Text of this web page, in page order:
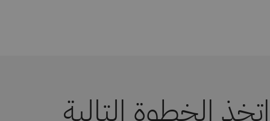
اتخِذ الخطوة التالية